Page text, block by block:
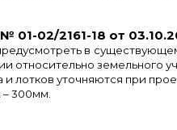
02/2161-18 от
в
земельного
лотков уточняются при
300мм.